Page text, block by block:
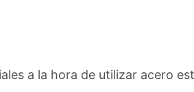
a la hora de utilizar acero